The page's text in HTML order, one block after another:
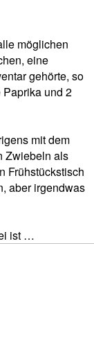
möglichen
eine
gehörte, so
und 2
mit dem
Zwiebeln als
Frühstückstisch
aber irgendwas
ist …